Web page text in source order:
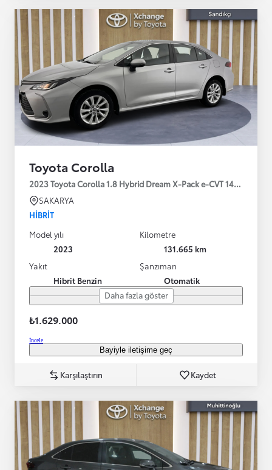
Toyota Corolla
2023 Toyota Corolla 1.8 Hybrid Dream X-Pack e-CVT 140HP
SAKARYA
HIBRIT
Model yılı
2023
Kilometre
131.665 km
Yakıt
Hibrit Benzin
Şanzıman
Otomatik
Daha fazla göster
₺1.629.000
İncele
Bayiyle iletişime geç
Karşılaştırın Kaydet